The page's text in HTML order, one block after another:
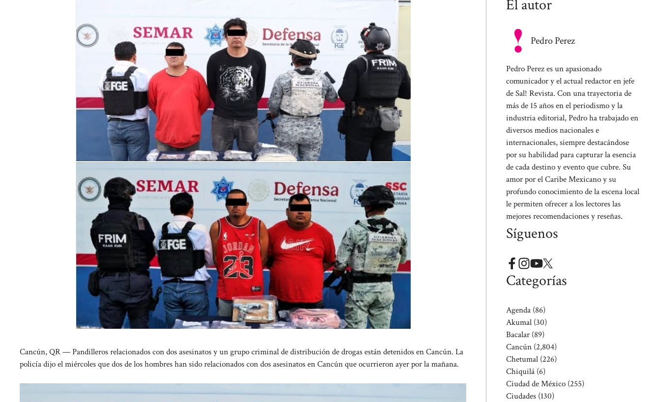
Cancún, QR — Pandilleros relacionados con dos asesinatos y un grupo criminal de distribución de drogas están detenidos en Cancún. La
policía dijo el miércoles que dos de los hombres han sido relacionados con dos asesinatos en Cancún que ocurrieron ayer por la mañana.
El autor
Pedro Perez
Pedro Perez es un apasionado
comunicador y el actual redactor en jefe
de Sal! Revista. Con una trayectoria de
más de 15 años en el periodismo y la
industria editorial, Pedro ha trabajado en
diversos medios nacionales e
internacionales, siempre destacándose
por su habilidad para capturar la esencia
de cada destino y evento que cubre. Su
amor por el Caribe Mexicano y su
profundo conocimiento de la escena local
le permiten ofrecer a los lectores las
mejores recomendaciones y reseñas.
Síguenos
Categorías
Agenda (86)
Akumal (30)
Bacalar (89)
Cancún (2,804)
Chetumal (226)
Chiquilá (6)
Ciudad de México (255)
Ciudades (130)